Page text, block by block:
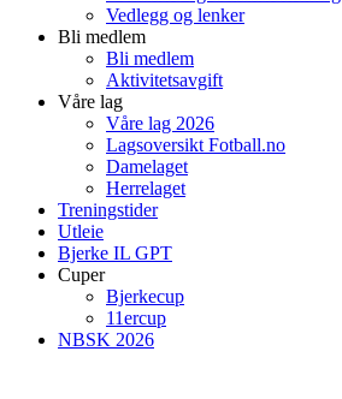
Vedlegg og lenker
Bli medlem
Bli medlem
Aktivitetsavgift
Våre lag
Våre lag 2026
Lagsoversikt Fotball.no
Damelaget
Herrelaget
Treningstider
Utleie
Bjerke IL GPT
Cuper
Bjerkecup
11ercup
NBSK 2026